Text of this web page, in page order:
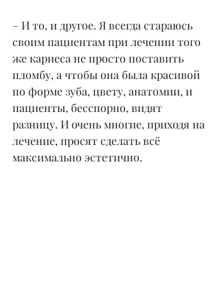
– И то, и другое. Я всегда стараюсь
своим пациентам при лечении того
же кариеса не просто поставить
пломбу, а чтобы она была красивой
по форме зуба, цвету, анатомии, и
пациенты, бесспорно, видят
разницу. И очень многие, приходя на
лечение, просят сделать всё
максимально эстетично.